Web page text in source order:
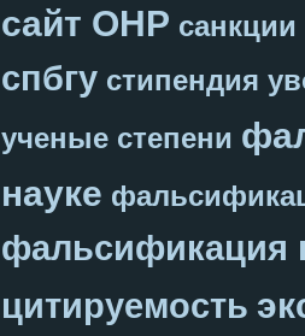
сайт ОНР санкции
спбгу стипендия
ученые степени
науке
фальсификация
цитируемость